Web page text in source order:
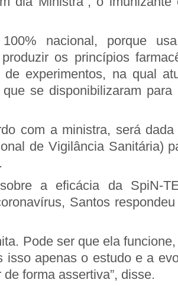
nacional, porque
os princípios
experimentos, na qual
se disponibilizaram para
com a ministra, será
de Vigilância Sanitária)
sobre a eficácia da SpiN-
Santos
Pode ser que ela
isso apenas o estudo e a
forma assertiva”, disse.